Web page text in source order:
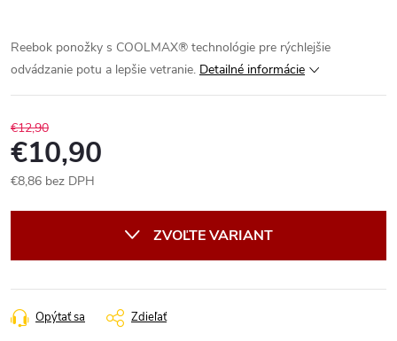
Reebok ponožky s COOLMAX® technológie pre rýchlejšie
odvádzanie potu a lepšie vetranie. Detailné informácie
€12,90
€10,90
€8,86 bez DPH
ZVOĽTE VARIANT
Opýtať sa Zdieľať